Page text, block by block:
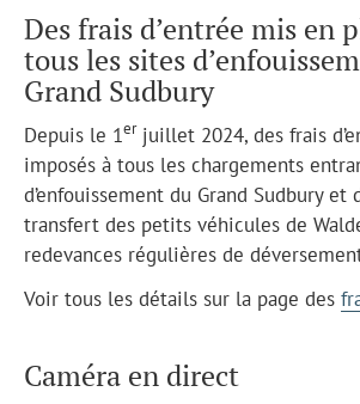
Des frais d’entrée mis en
tous les sites
Grand Sudbury
Depuis le 1erjuillet 2024, des frais
imposés à tous les chargements
d’enfouissement du Grand Sudbury et
transfert des petits véhicules de
redevances régulières de
Voir tous les détails sur la page des
Caméra en direct